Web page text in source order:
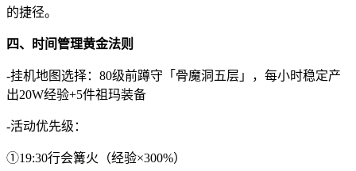
的捷径。
四、时间管理黄金法则
-挂机地图选择：80级前蹲守「骨魔洞五层」，每小时稳定产
出20W经验+5件祖玛装备
-活动优先级：
①19:30行会篝火（经验×300%）